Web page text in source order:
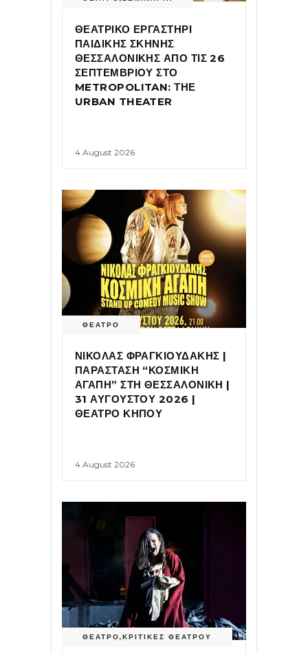
ΘΕΑΤΡΙΚΟ ΕΡΓΑΣΤΗΡΙ
ΠΑΙΔΙΚΗΣ ΣΚΗΝΗΣ
ΘΕΣΣΑΛΟΝΙΚΗΣ ΑΠΟ ΤΙΣ 26
ΣΕΠΤΕΜΒΡΙΟΥ ΣΤΟ
METROPOLITAN: ΤΗΕ
URBAN THEATER
4 August 2026
ΘΕΑΤΡΟ
ΝΙΚΟΛΑΣ ΦΡΑΓΚΙΟΥΔΑΚΗΣ |
ΠΑΡΑΣΤΑΣΗ “ΚΟΣΜΙΚΗ
ΑΓΑΠΗ” ΣΤΗ ΘΕΣΣΑΛΟΝΙΚΗ |
31 ΑΥΓΟΥΣΤΟΥ 2026 |
ΘΕΑΤΡΟ ΚΗΠΟΥ
4 August 2026
ΘΕΑΤΡΟ,ΚΡΙΤΙΚΕΣ ΘΕΑΤΡΟΥ